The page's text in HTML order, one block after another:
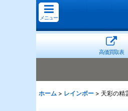
メニュー
高価買取表
ホーム > レインボー > 天彩の精